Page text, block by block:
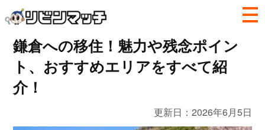
鎌倉への移住！魅力や残念ポイン
ト、おすすめエリアをすべて紹
介！
更新日：2026年6月5日